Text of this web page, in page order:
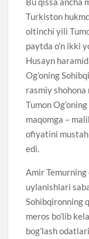
Turkiston
oltinchi yili
paytda o’n ikki
Husayn
Og’oning
rasmiy shohona
Tumon
maqomga –
ofiyatini
edi.
Amir
uylanishlari
Sohibqironning
meros bo’lib
bog’lash